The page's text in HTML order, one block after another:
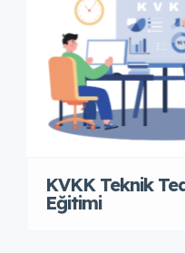
KVKK Teknik
Eğitimi